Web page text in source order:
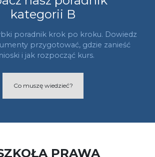
kategorii B
poradnik krok po kroku. Dowiedz
przygotować, gdzie zanieść
i jak rozpocząć kurs.
Co muszę wiedzieć?
PRAWA